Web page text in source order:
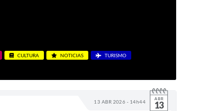
CULTURA NOTICIAS TURISMO
13 ABR 2026 - 14h44 ABR
13